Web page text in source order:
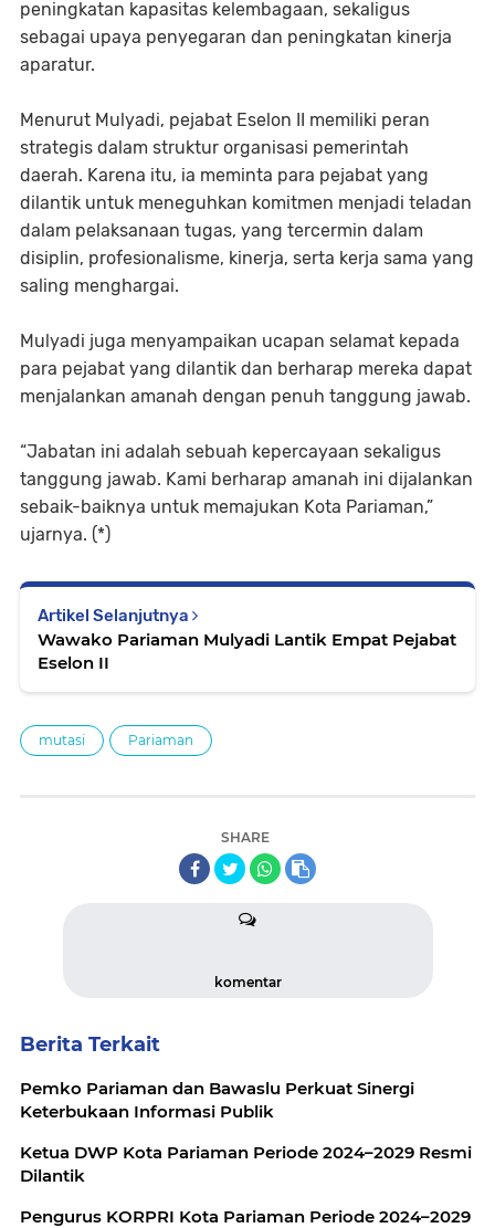
peningkatan kapasitas kelembagaan, sekaligus
sebagai upaya penyegaran dan peningkatan kinerja
aparatur.
Menurut Mulyadi, pejabat Eselon II memiliki peran
strategis dalam struktur organisasi pemerintah
daerah. Karena itu, ia meminta para pejabat yang
dilantik untuk meneguhkan komitmen menjadi teladan
dalam pelaksanaan tugas, yang tercermin dalam
disiplin, profesionalisme, kinerja, serta kerja sama yang
saling menghargai.
Mulyadi juga menyampaikan ucapan selamat kepada
para pejabat yang dilantik dan berharap mereka dapat
menjalankan amanah dengan penuh tanggung jawab.
“Jabatan ini adalah sebuah kepercayaan sekaligus
tanggung jawab. Kami berharap amanah ini dijalankan
sebaik-baiknya untuk memajukan Kota Pariaman,”
ujarnya. (*)
Artikel Selanjutnya
Wawako Pariaman Mulyadi Lantik Empat Pejabat
Eselon II
mutasi Pariaman
SHARE
komentar
Berita Terkait
Pemko Pariaman dan Bawaslu Perkuat Sinergi
Keterbukaan Informasi Publik
Ketua DWP Kota Pariaman Periode 2024–2029 Resmi
Dilantik
Pengurus KORPRI Kota Pariaman Periode 2024–2029